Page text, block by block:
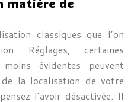
matière de
classiques que l’on
Réglages, certaines
évidentes peuvent
la localisation de votre
l’avoir désactivée. Il